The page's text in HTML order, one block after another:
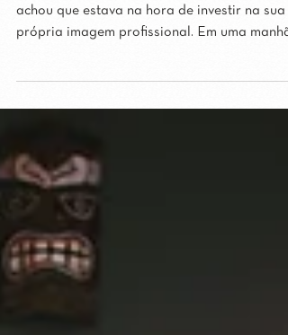
Gisele trabalha com assessoria de imprensa
achou que estava na hora de investir na sua
no A...